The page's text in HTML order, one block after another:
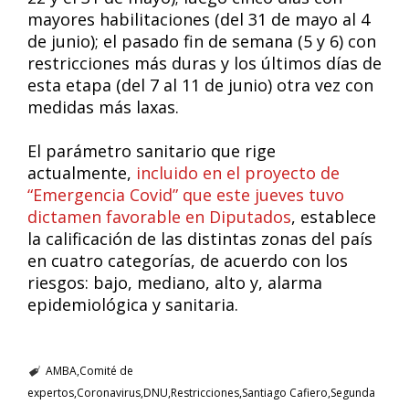
mayores habilitaciones (del 31 de mayo al 4
de junio); el pasado fin de semana (5 y 6) con
restricciones más duras y los últimos días de
esta etapa (del 7 al 11 de junio) otra vez con
medidas más laxas.
El parámetro sanitario que rige
actualmente, incluido en el proyecto de
“Emergencia Covid” que este jueves tuvo
dictamen favorable en Diputados, establece
la calificación de las distintas zonas del país
en cuatro categorías, de acuerdo con los
riesgos: bajo, mediano, alto y, alarma
epidemiológica y sanitaria.
AMBAComité de
expertos CoronavirusDNU Restricciones Santiago Cafiero Segunda